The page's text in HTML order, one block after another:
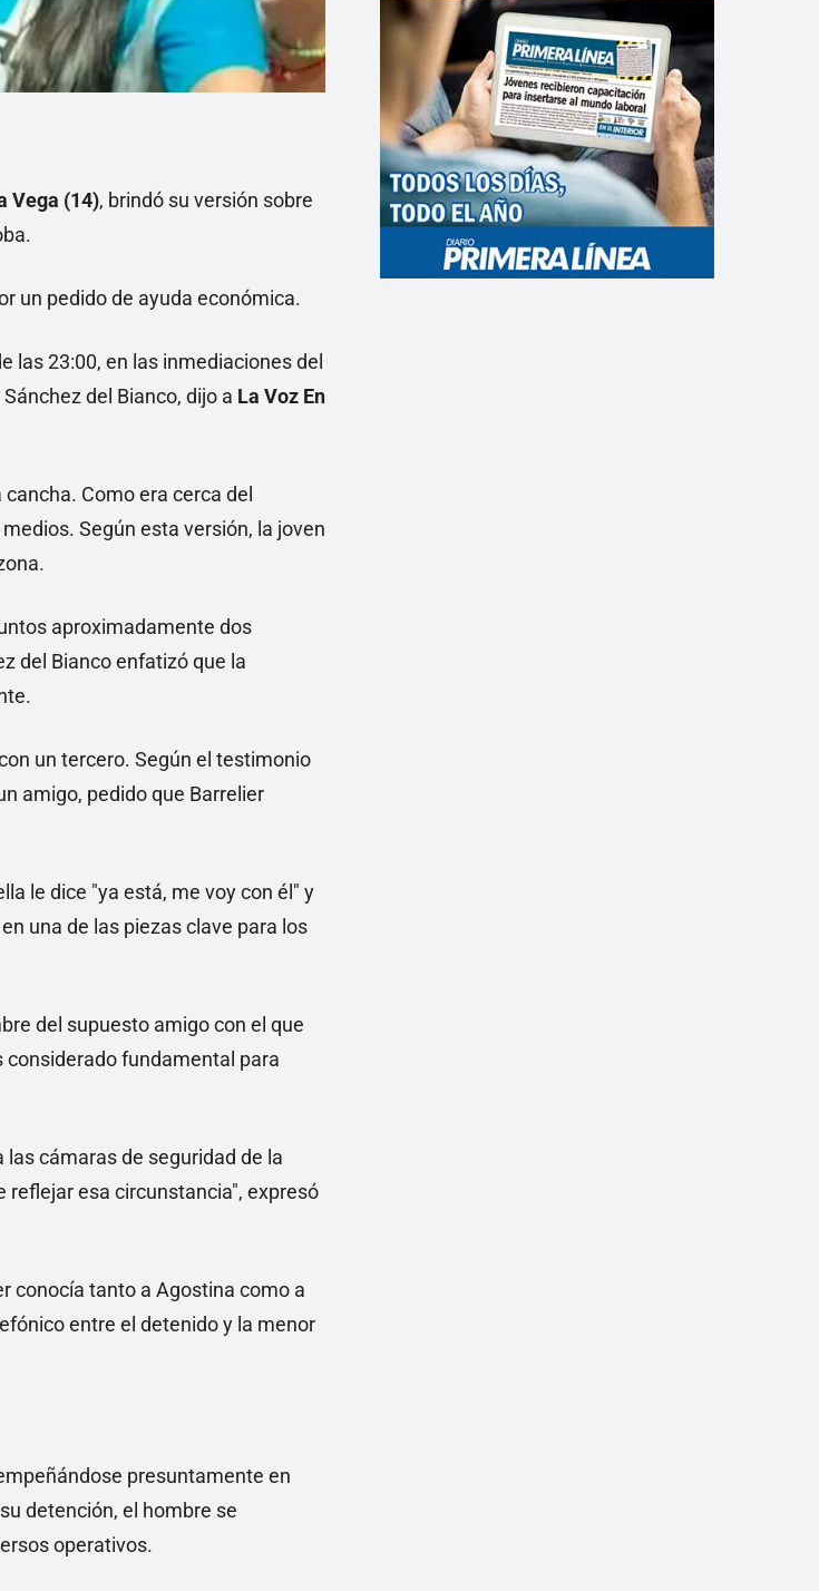
Vega (14), brindó su versión sobre
un pedido de ayuda económica.
las 23:00, en las inmediaciones del
del Bianco, dijo a La Voz En
Como era cerca del
Según esta versión, la joven
aproximadamente dos
del Bianco enfatizó que la
un tercero. Según el testimonio
amigo, pedido que Barrelier
le dice "ya está, me voy con él" y
una de las piezas clave para los
del supuesto amigo con el que
considerado fundamental para
cámaras de seguridad de la
reflejar esa circunstancia", expresó
conocía tanto a Agostina como a
entre el detenido y la menor
presuntamente en
detención, el hombre se
operativos.